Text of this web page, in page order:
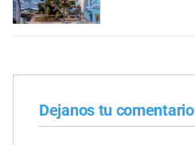
Dejanos tu comentario